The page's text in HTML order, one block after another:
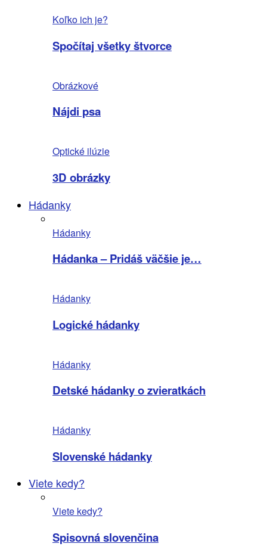
Koľko ich je?
Spočítaj všetky štvorce
Obrázkové
Nájdi psa
Optické ilúzie
3D obrázky
Hádanky
Hádanky
Hádanka – Pridáš väčšie je…
Hádanky
Logické hádanky
Hádanky
Detské hádanky o zvieratkách
Hádanky
Slovenské hádanky
Viete kedy?
Viete kedy?
Spisovná slovenčina